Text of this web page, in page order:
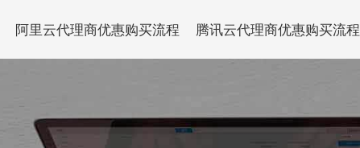
阿里云代理商优惠购买流程 腾讯云代理商优惠购买流程